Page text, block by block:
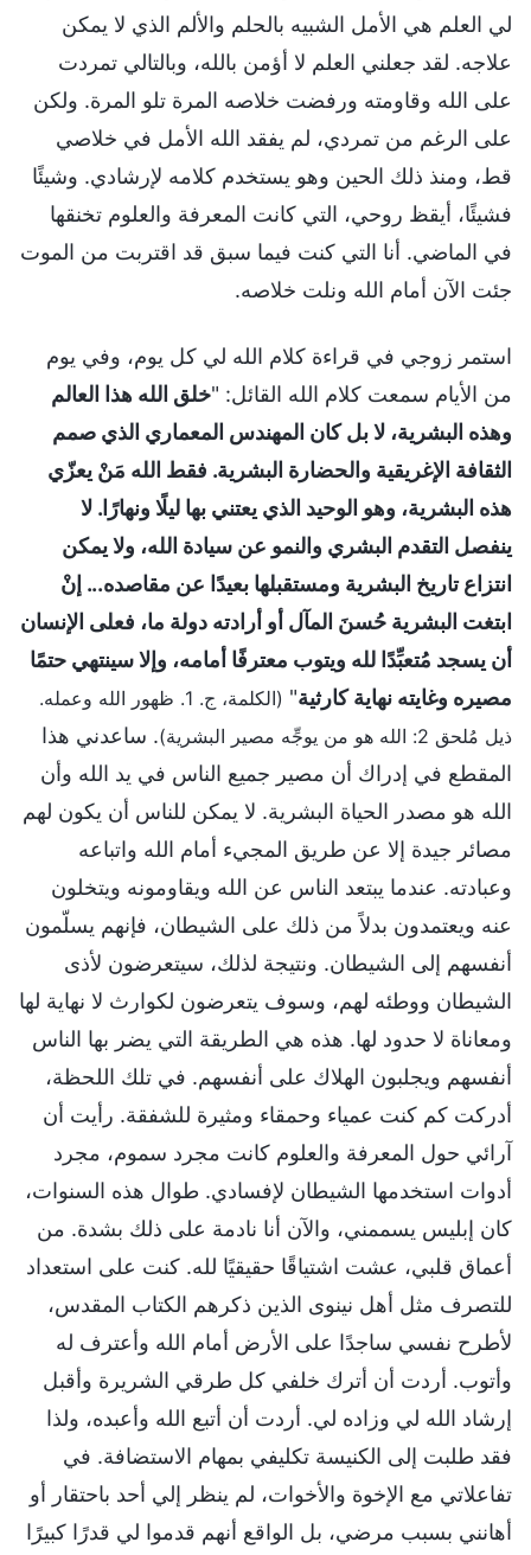
لي العلم هي الأمل الشبيه بالحلم والألم الذي لا يمكن
علاجه. لقد جعلني العلم لا أؤمن بالله، وبالتالي تمردت
على الله وقاومته ورفضت خلاصه المرة تلو المرة. ولكن
على الرغم من تمردي، لم يفقد الله الأمل في خلاصي
قط، ومنذ ذلك الحين وهو يستخدم كلامه لإرشادي. وشيئًا
فشيئًا، أيقظ روحي، التي كانت المعرفة والعلوم تخنقها
في الماضي. أنا التي كنت فيما سبق قد اقتربت من الموت
جئت الآن أمام الله ونلت خلاصه.
استمر زوجي في قراءة كلام الله لي كل يوم، وفي يوم
من الأيام سمعت كلام الله القائل: "خلق الله هذا العالم
وهذه البشرية، لا بل كان المهندس المعماري الذي صمم
الثقافة الإغريقية والحضارة البشرية. فقط الله مَنْ يعزّي
هذه البشرية، وهو الوحيد الذي يعتني بها ليلًا ونهارًا. لا
ينفصل التقدم البشري والنمو عن سيادة الله، ولا يمكن
انتزاع تاريخ البشرية ومستقبلها بعيدًا عن مقاصده... إنْ
ابتغت البشرية حُسنَ المآل أو أرادته دولة ما، فعلى الإنسان
أن يسجد مُتعبِّدًا لله ويتوب معترفًا أمامه، وإلا سينتهي حتمًا
مصيره وغايته نهاية كارثية"
(الكلمة، ج. 1. ظهور الله وعمله.
ذيل مُلحق 2: الله هو من يوجِّه مصير البشرية)
. ساعدني هذا
المقطع في إدراك أن مصير جميع الناس في يد الله وأن
الله هو مصدر الحياة البشرية. لا يمكن للناس أن يكون لهم
مصائر جيدة إلا عن طريق المجيء أمام الله واتباعه
وعبادته. عندما يبتعد الناس عن الله ويقاومونه ويتخلون
عنه ويعتمدون بدلاً من ذلك على الشيطان، فإنهم يسلّمون
أنفسهم إلى الشيطان. ونتيجة لذلك، سيتعرضون لأذى
الشيطان ووطئه لهم، وسوف يتعرضون لكوارث لا نهاية لها
ومعاناة لا حدود لها. هذه هي الطريقة التي يضر بها الناس
أنفسهم ويجلبون الهلاك على أنفسهم. في تلك اللحظة،
أدركت كم كنت عمياء وحمقاء ومثيرة للشفقة. رأيت أن
آرائي حول المعرفة والعلوم كانت مجرد سموم، مجرد
أدوات استخدمها الشيطان لإفسادي. طوال هذه السنوات،
كان إبليس يسممني، والآن أنا نادمة على ذلك بشدة. من
أعماق قلبي، عشت اشتياقًا حقيقيًا لله. كنت على استعداد
للتصرف مثل أهل نينوى الذين ذكرهم الكتاب المقدس،
لأطرح نفسي ساجدًا على الأرض أمام الله وأعترف له
وأتوب. أردت أن أترك خلفي كل طرقي الشريرة وأقبل
إرشاد الله لي وزاده لي. أردت أن أتبع الله وأعبده، ولذا
فقد طلبت إلى الكنيسة تكليفي بمهام الاستضافة. في
تفاعلاتي مع الإخوة والأخوات، لم ينظر إلي أحد باحتقار أو
أهانني بسبب مرضي، بل الواقع أنهم قدموا لي قدرًا كبيرًا